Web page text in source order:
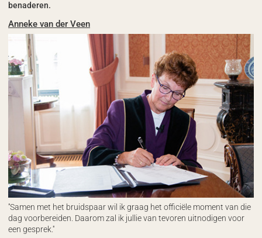
benaderen.
Anneke van der Veen
''Samen met het bruidspaar wil ik graag het officiële moment van die
dag voorbereiden. Daarom zal ik jullie van tevoren uitnodigen voor
een gesprek.''